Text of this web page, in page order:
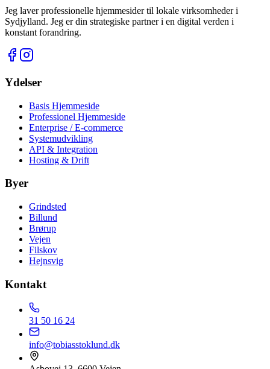
Jeg laver professionelle hjemmesider til lokale virksomheder i
Sydjylland. Jeg er din strategiske partner i en digital verden i
konstant forandring.
Ydelser
Basis Hjemmeside
Professionel Hjemmeside
Enterprise / E-commerce
Systemudvikling
API & Integration
Hosting & Drift
Byer
Grindsted
Billund
Brørup
Vejen
Filskov
Hejnsvig
Kontakt
31 50 16 24
info@tobiasstoklund.dk